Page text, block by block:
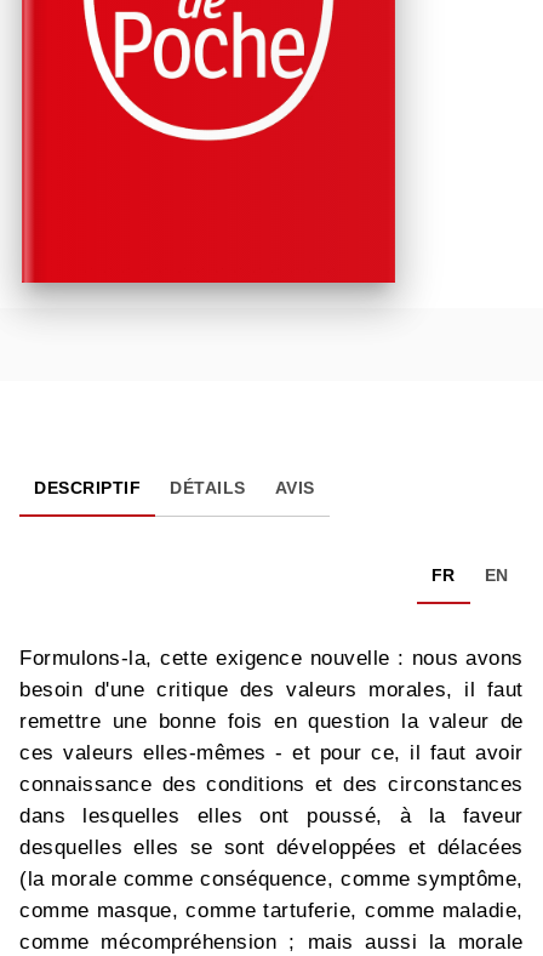
DESCRIPTIF DÉTAILS AVIS
FR EN
Formulons-la, cette exigence nouvelle : nous avons
besoin d'une critique des valeurs morales, il faut
remettre une bonne fois en question la valeur de
ces valeurs elles-mêmes - et pour ce, il faut avoir
connaissance des conditions et des circonstances
dans lesquelles elles ont poussé, à la faveur
desquelles elles se sont développées et délacées
(la morale comme conséquence, comme symptôme,
comme masque, comme tartuferie, comme maladie,
comme mécompréhension ; mais aussi la morale